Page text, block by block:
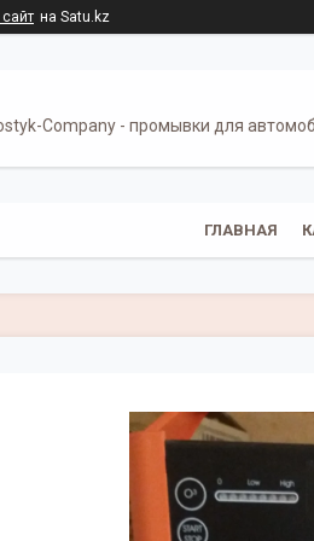
на Satu.kz
Сompany - промывки для
ГЛАВНАЯ